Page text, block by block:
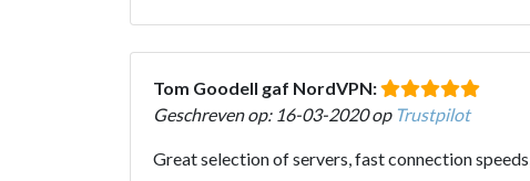
Tom Goodell gaf NordVPN:
Geschreven op: 16-03-2020 op Trustpilot
Great selection of servers, fast connection